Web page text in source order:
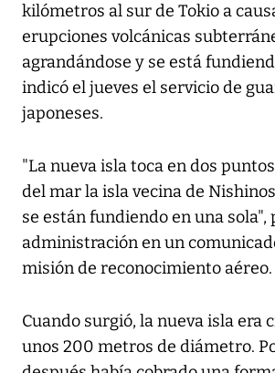
kilómetros al sur de Tokio a
erupciones volcánicas
agrandándose y se está
indicó el jueves el servicio de
japoneses.
"La nueva isla toca en dos
del mar la isla vecina de
se están fundiendo en una sola",
administración en un
misión de reconocimiento aéreo.
Cuando surgió, la nueva isla era
unos 200 metros de diámetro.